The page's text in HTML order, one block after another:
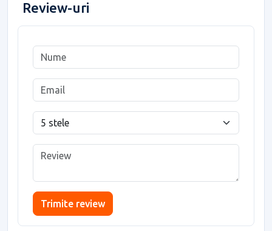
Review-uri
Trimite review